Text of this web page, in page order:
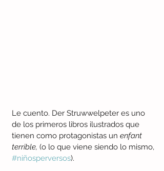
Le cuento. Der Struwwelpeter es uno
de los primeros libros ilustrados que
tienen como protagonistas un enfant
terrible, (o lo que viene siendo lo mismo,
#niñosperversos).